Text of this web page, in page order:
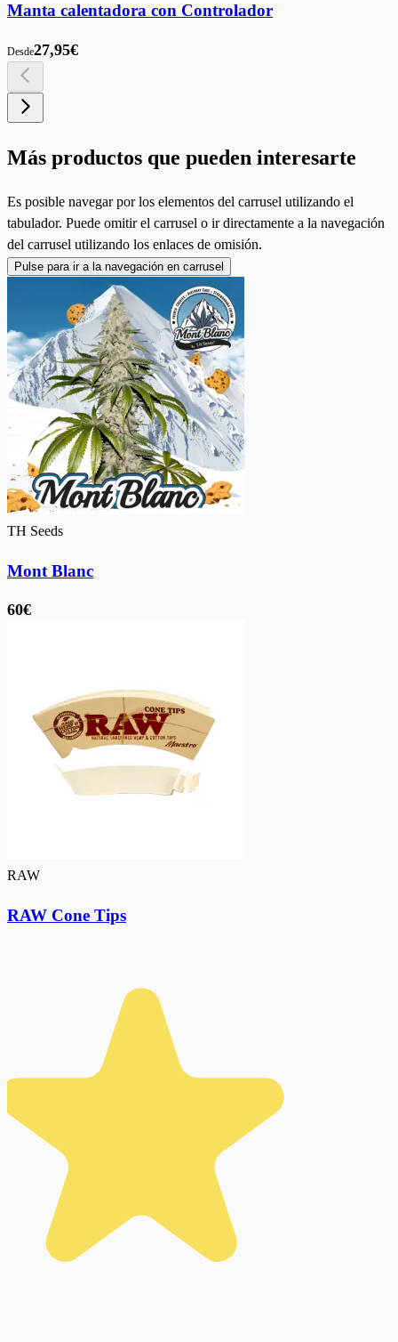
Manta calentadora con Controlador
Desde27,95€
Más productos que pueden interesarte
Es posible navegar por los elementos del carrusel utilizando el
tabulador. Puede omitir el carrusel o ir directamente a la navegación
del carrusel utilizando los enlaces de omisión.
Pulse para ir a la navegación en carrusel
TH Seeds
Mont Blanc
60€
RAW
RAW Cone Tips